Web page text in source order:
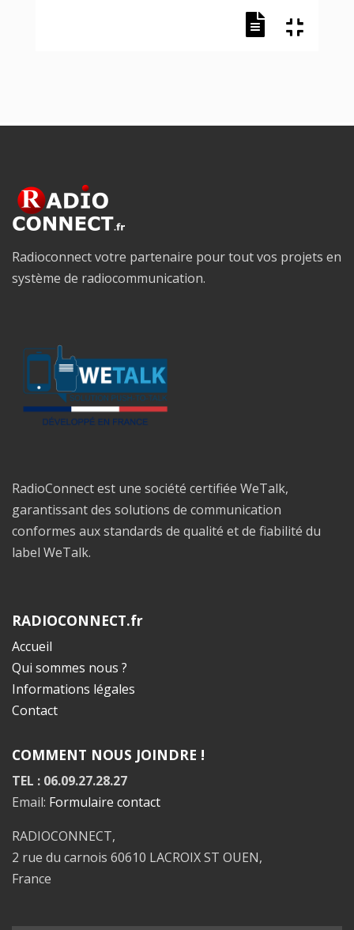
Radioconnect votre partenaire pour tout vos projets en
système de radiocommunication.
RadioConnect est une société certifiée WeTalk,
garantissant des solutions de communication
conformes aux standards de qualité et de fiabilité du
label WeTalk.
RADIOCONNECT.fr
Accueil
Qui sommes nous ?
Informations légales
Contact
COMMENT NOUS JOINDRE !
TEL : 06.09.27.28.27
Email: Formulaire contact
RADIOCONNECT,
2 rue du carnois 60610 LACROIX ST OUEN,
France